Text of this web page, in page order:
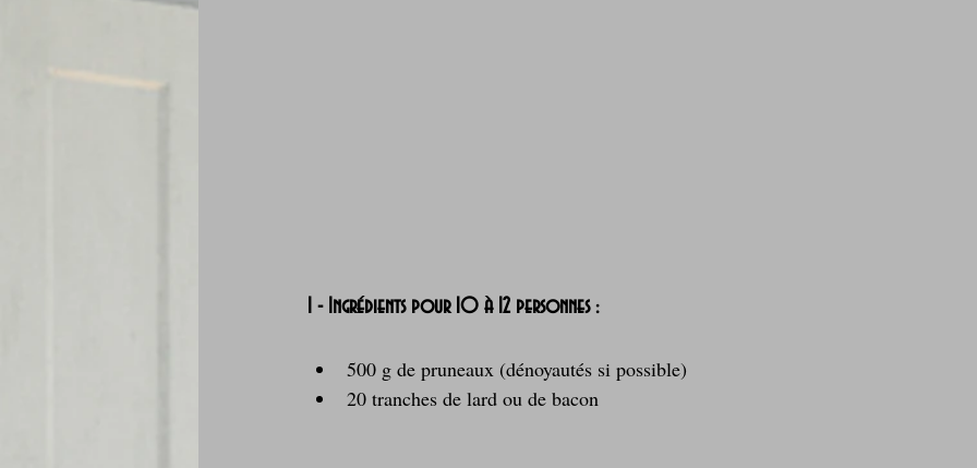
1 - Ingrédients pour 10 à 12 personnes :
500 g de pruneaux (dénoyautés si possible)
20 tranches de lard ou de bacon